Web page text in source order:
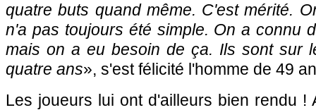
quatre buts quand même. C'est mérité.
n'a pas toujours été simple. On a connu
mais on a eu besoin de ça. Ils sont sur
quatre ans», s'est félicité l'homme de 49
Les joueurs lui ont d'ailleurs bien rendu !